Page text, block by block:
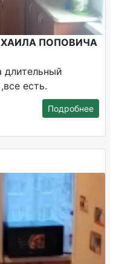
ПОПОВИЧА
длительный
есть.
Подробнее